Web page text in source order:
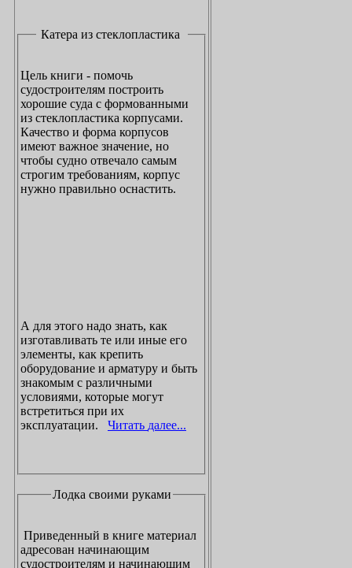
Катера из стеклопластика
Цель книги - помочь
судостроителям построить
хорошие суда с формованными
из стеклопластика корпусами.
Качество и форма корпусов
имеют важное значение, но
чтобы судно отвечало самым
строгим требованиям, корпус
нужно правильно оснастить.
А для этого надо знать, как
изготавливать те или иные его
элементы, как крепить
оборудование и арматуру и быть
знакомым с различными
условиями, которые могут
встретиться при их
эксплуатации.
Читать далее...
Лодка своими руками
Приведенный в книге материал
адресован начинающим
судостроителям и начинающим